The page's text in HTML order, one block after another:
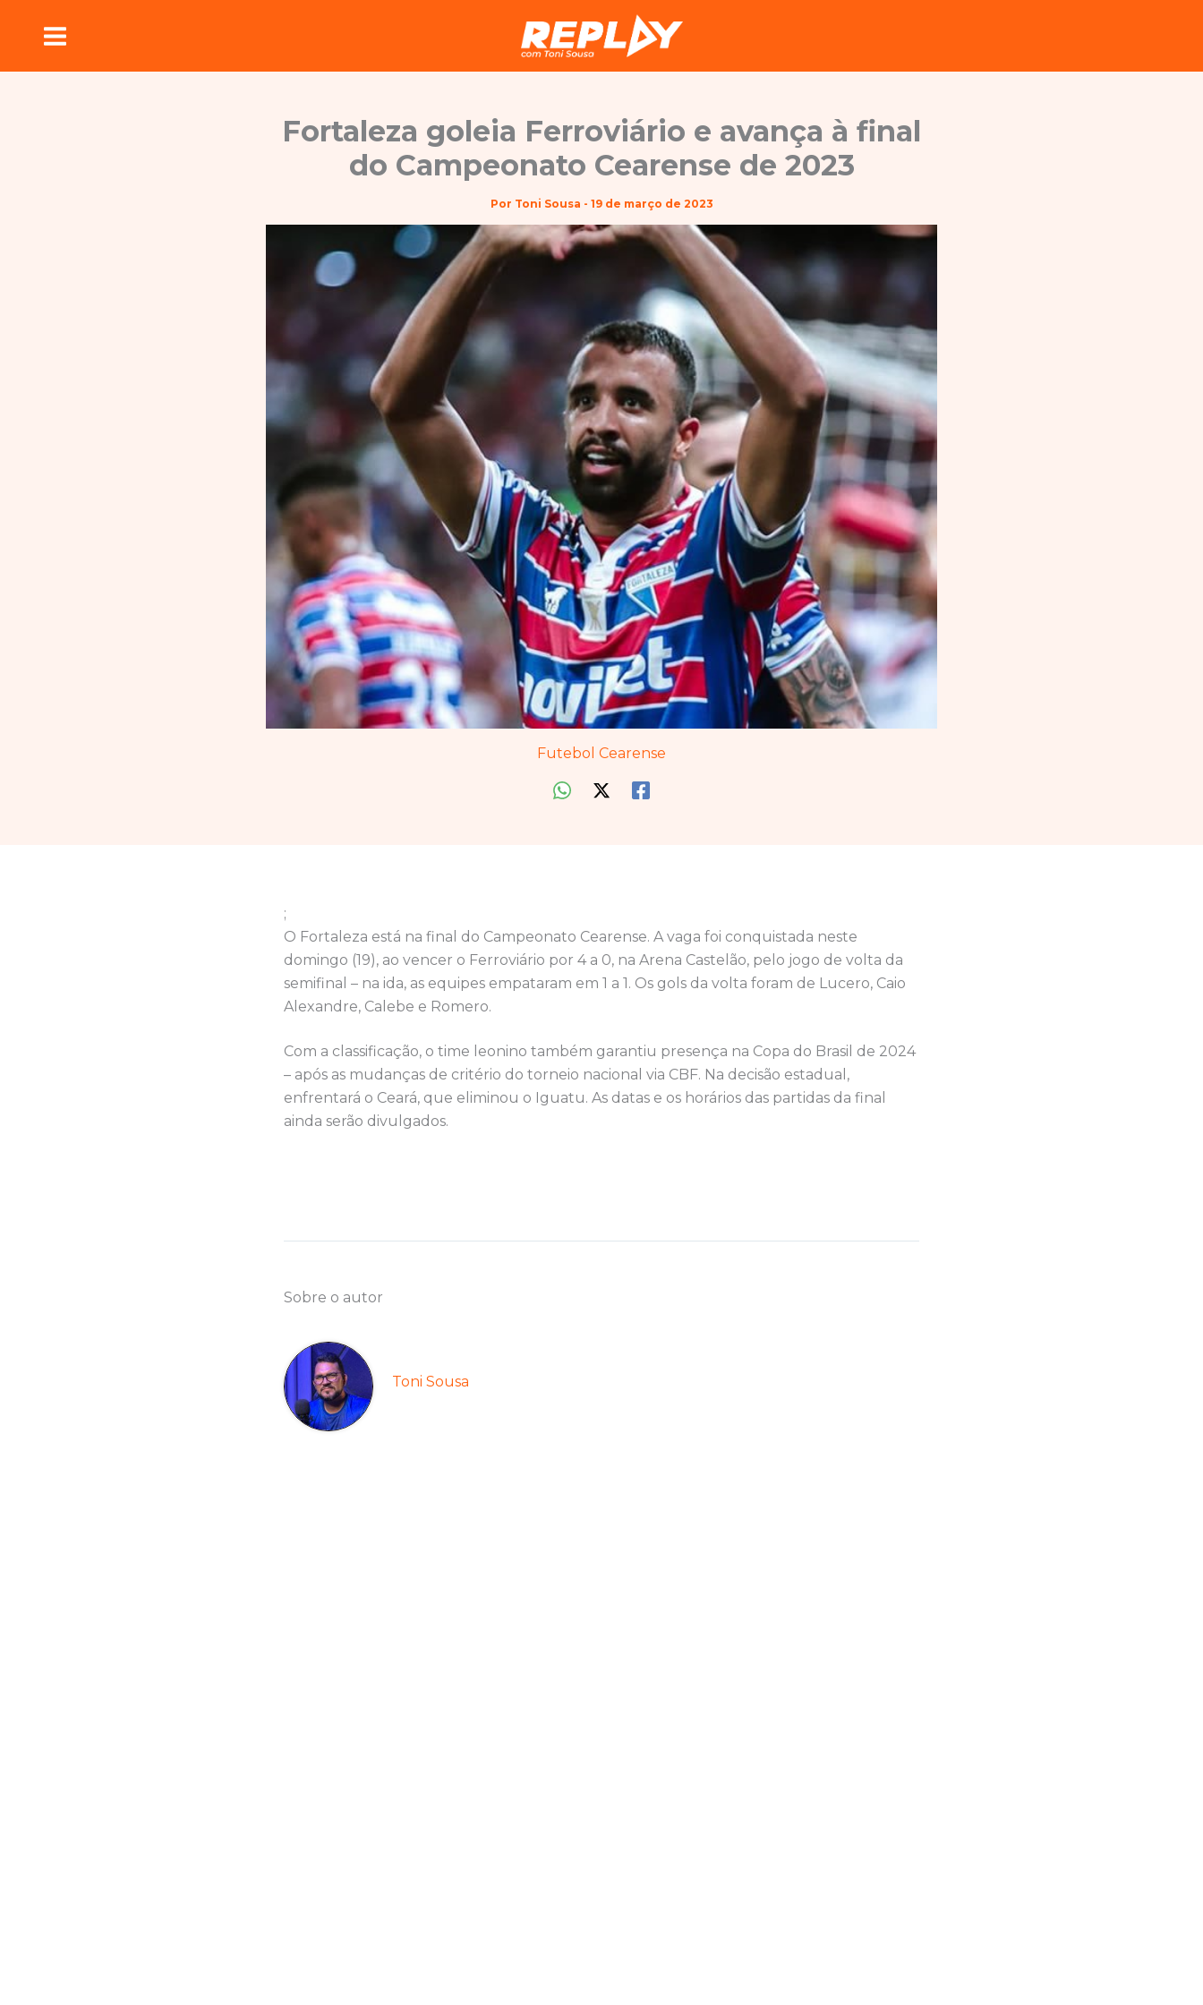
Fortaleza goleia Ferroviário e avança à final
do Campeonato Cearense de 2023
Por Toni Sousa - 19 de março de 2023
Futebol Cearense
;
O Fortaleza está na final do Campeonato Cearense. A vaga foi conquistada neste
domingo (19), ao vencer o Ferroviário por 4 a 0, na Arena Castelão, pelo jogo de volta da
semifinal – na ida, as equipes empataram em 1 a 1. Os gols da volta foram de Lucero, Caio
Alexandre, Calebe e Romero.
Com a classificação, o time leonino também garantiu presença na Copa do Brasil de 2024
– após as mudanças de critério do torneio nacional via CBF. Na decisão estadual,
enfrentará o Ceará, que eliminou o Iguatu. As datas e os horários das partidas da final
ainda serão divulgados.
Sobre o autor
Toni Sousa